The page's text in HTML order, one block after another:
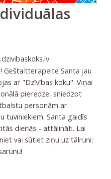
Geštaltterapeite Santa jau
ar "Dzīvības koku". Viņai
pieredze, sniedzot
personām ar
tuviniekiem. Santa gaidīs
dienās - attālināti. Lai
vai sūtiet ziņu uz tālruni: